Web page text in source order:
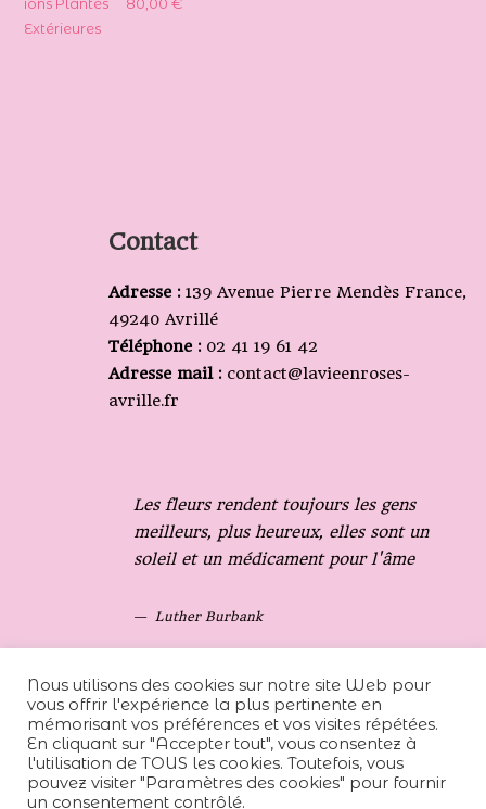
Contact
Adresse : 139 Avenue Pierre Mendès France,
49240 Avrillé
Téléphone : 02 41 19 61 42
Adresse mail : contact@lavieenroses-
avrille.fr
Les fleurs rendent toujours les gens
meilleurs, plus heureux, elles sont un
soleil et un médicament pour l'âme
Luther Burbank
Nous utilisons des cookies sur notre site Web pour
vous offrir l'expérience la plus pertinente en
mémorisant vos préférences et vos visites répétées.
En cliquant sur "Accepter tout", vous consentez à
l'utilisation de TOUS les cookies. Toutefois, vous
pouvez visiter "Paramètres des cookies" pour fournir
un consentement contrôlé.